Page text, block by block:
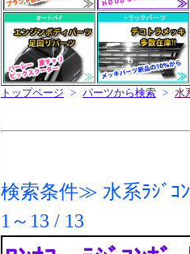
トップページ > パーツから検索 > 水
検索条件≫ 水系ﾗｼﾞｺﾝ
1～13 / 13